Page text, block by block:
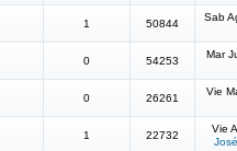
1 50844
Sab
0 54253
Mar
0 26261
Vie
1 22732
Vie